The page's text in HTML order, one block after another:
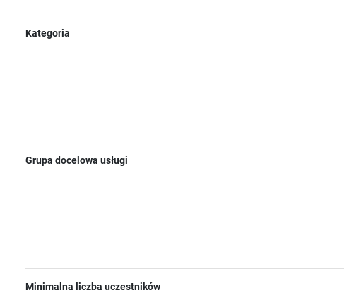
Kategoria
Grupa docelowa usługi
Minimalna liczba uczestników